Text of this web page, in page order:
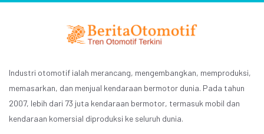
Industri otomotif ialah merancang, mengembangkan, memproduksi,
memasarkan, dan menjual kendaraan bermotor dunia. Pada tahun
2007, lebih dari 73 juta kendaraan bermotor, termasuk mobil dan
kendaraan komersial diproduksi ke seluruh dunia.